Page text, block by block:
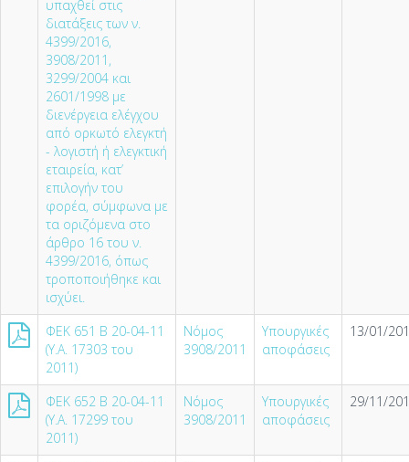
υπαχθεί στις
διατάξεις των ν.
4399/2016,
3908/2011,
3299/2004 και
2601/1998 με
διενέργεια ελέγχου
από ορκωτό ελεγκτή
- λογιστή ή ελεγκτική
εταιρεία, κατ’
επιλογήν του
φορέα, σύμφωνα με
τα οριζόμενα στο
άρθρο 16 του ν.
4399/2016, όπως
τροποποιήθηκε και
ισχύει.
ΦΕΚ 651 Β 20-04-11
(Υ.Α. 17303 του
2011)
Νόμος
3908/2011
Υπουργικές
αποφάσεις
13/01/
ΦΕΚ 652 Β 20-04-11
(Υ.Α. 17299 του
2011)
Νόμος
3908/2011
Υπουργικές
αποφάσεις
29/11/